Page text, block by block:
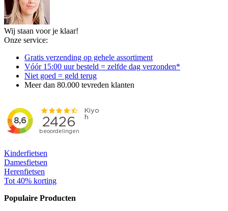
Wij staan voor je klaar!
Onze service:
Gratis verzending op gehele assortiment
Vóór 15:00 uur besteld = zelfde dag verzonden*
Niet goed = geld terug
Meer dan 80.000 tevreden klanten
Kinderfietsen
Damesfietsen
Herenfietsen
Tot 40% korting
Populaire Producten